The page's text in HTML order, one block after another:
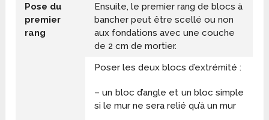
Pose du
premier
rang
Ensuite, le premier rang de blocs à
bancher peut être scellé ou non
aux fondations avec une couche
de 2 cm de mortier.
Poser les deux blocs d’extrémité :
– un bloc d’angle et un bloc simple
si le mur ne sera relié qu’à un mur